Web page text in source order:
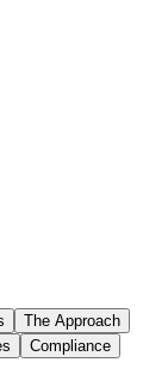
The Approach
Compliance